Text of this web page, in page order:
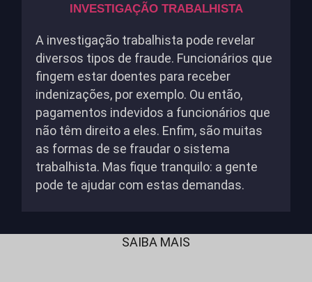
INVESTIGAÇÃO TRABALHISTA
A investigação trabalhista pode revelar
diversos tipos de fraude. Funcionários que
fingem estar doentes para receber
indenizações, por exemplo. Ou então,
pagamentos indevidos a funcionários que
não têm direito a eles. Enfim, são muitas
as formas de se fraudar o sistema
trabalhista. Mas fique tranquilo: a gente
pode te ajudar com estas demandas.
SAIBA MAIS